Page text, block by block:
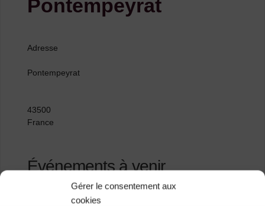
Gérer le consentement aux
cookies
Pontempeyrat
Adresse
Pontempeyrat
43500
France
Événements à venir